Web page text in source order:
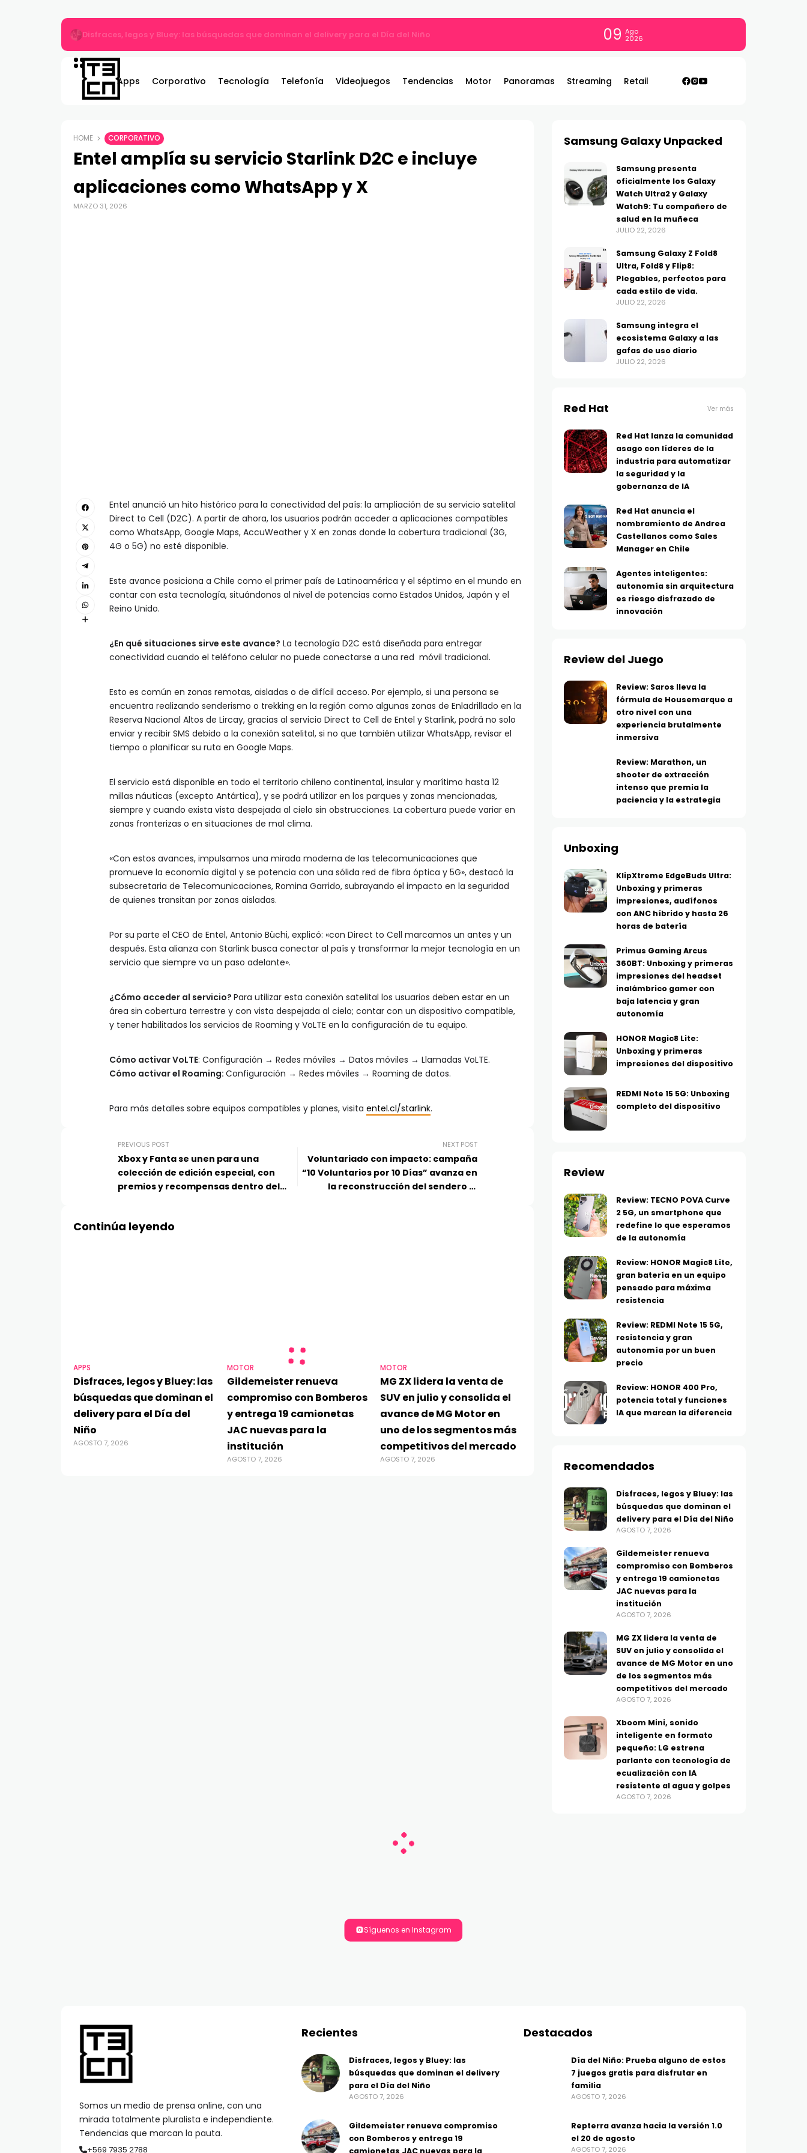
Gildemeister renueva compromiso con Bomberos y entrega 19 camionetas JAC nuevas para la institución 09 Ago
2026
Apps Corporativo Tecnología Telefonía Videojuegos Tendencias Motor Panoramas Streaming Retail
HOME CORPORATIVO
Entel amplía su servicio Starlink D2C e incluye
aplicaciones como WhatsApp y X
MARZO 31, 2026
Entel anunció un hito histórico para la conectividad del país: la ampliación de su servicio satelital
Direct to Cell (D2C). A partir de ahora, los usuarios podrán acceder a aplicaciones compatibles
como WhatsApp, Google Maps, AccuWeather y X en zonas donde la cobertura tradicional (3G,
4G o 5G) no esté disponible.
Este avance posiciona a Chile como el primer país de Latinoamérica y el séptimo en el mundo en
contar con esta tecnología, situándonos al nivel de potencias como Estados Unidos, Japón y el
Reino Unido.
¿En qué situaciones sirve este avance? La tecnología D2C está diseñada para entregar
conectividad cuando el teléfono celular no puede conectarse a una red móvil tradicional.
Esto es común en zonas remotas, aisladas o de difícil acceso. Por ejemplo, si una persona se
encuentra realizando senderismo o trekking en la región como algunas zonas de Enladrillado en la
Reserva Nacional Altos de Lircay, gracias al servicio Direct to Cell de Entel y Starlink, podrá no solo
enviar y recibir SMS debido a la conexión satelital, si no que también utilizar WhatsApp, revisar el
tiempo o planificar su ruta en Google Maps.
El servicio está disponible en todo el territorio chileno continental, insular y marítimo hasta 12
millas náuticas (excepto Antártica), y se podrá utilizar en los parques y zonas mencionadas,
siempre y cuando exista vista despejada al cielo sin obstrucciones. La cobertura puede variar en
zonas fronterizas o en situaciones de mal clima.
«Con estos avances, impulsamos una mirada moderna de las telecomunicaciones que
promueve la economía digital y se potencia con una sólida red de fibra óptica y 5G», destacó la
subsecretaria de Telecomunicaciones, Romina Garrido, subrayando el impacto en la seguridad
de quienes transitan por zonas aisladas.
Por su parte el CEO de Entel, Antonio Büchi, explicó: «con Direct to Cell marcamos un antes y un
después. Esta alianza con Starlink busca conectar al país y transformar la mejor tecnología en un
servicio que siempre va un paso adelante».
¿Cómo acceder al servicio? Para utilizar esta conexión satelital los usuarios deben estar en un
área sin cobertura terrestre y con vista despejada al cielo; contar con un dispositivo compatible,
y tener habilitados los servicios de Roaming y VoLTE en la configuración de tu equipo.
Cómo activar VoLTE: Configuración → Redes móviles → Datos móviles → Llamadas VoLTE.
Cómo activar el Roaming: Configuración → Redes móviles → Roaming de datos.
Para más detalles sobre equipos compatibles y planes, visita entel.cl/starlink.
PREVIOUS POST
Xbox y Fanta se unen para una
colección de edición especial, con
premios y recompensas dentro del
NEXT POST
Voluntariado con impacto: campaña
“10 Voluntarios por 10 Días” avanza en
la reconstrucción del sendero al
Continúa leyendo
APPS
Disfraces, legos y Bluey: las
búsquedas que dominan el
delivery para el Día del
Niño
AGOSTO 7, 2026
MOTOR
Gildemeister renueva
compromiso con Bomberos
y entrega 19 camionetas
JAC nuevas para la
institución
AGOSTO 7, 2026
MOTOR
MG ZX lidera la venta de
SUV en julio y consolida el
avance de MG Motor en
uno de los segmentos más
competitivos del mercado
AGOSTO 7, 2026
Samsung Galaxy Unpacked
Samsung presenta
oficialmente los Galaxy
Watch Ultra2 y Galaxy
Watch9: Tu compañero de
salud en la muñeca
JULIO 22, 2026
Samsung Galaxy Z Fold8
Ultra, Fold8 y Flip8:
Plegables, perfectos para
cada estilo de vida.
JULIO 22, 2026
Samsung integra el
ecosistema Galaxy a las
gafas de uso diario
JULIO 22, 2026
Red Hat Ver más
Red Hat lanza la comunidad
asago con líderes de la
industria para automatizar
la seguridad y la
gobernanza de IA
Red Hat anuncia el
nombramiento de Andrea
Castellanos como Sales
Manager en Chile
Agentes inteligentes:
autonomía sin arquitectura
es riesgo disfrazado de
innovación
Review del Juego
Review: Saros lleva la
fórmula de Housemarque a
otro nivel con una
experiencia brutalmente
inmersiva
Review: Marathon, un
shooter de extracción
intenso que premia la
paciencia y la estrategia
Unboxing
KlipXtreme EdgeBuds Ultra:
Unboxing y primeras
impresiones, audífonos
con ANC híbrido y hasta 26
horas de batería
Primus Gaming Arcus
360BT: Unboxing y primeras
impresiones del headset
inalámbrico gamer con
baja latencia y gran
autonomía
HONOR Magic8 Lite:
Unboxing y primeras
impresiones del dispositivo
REDMI Note 15 5G: Unboxing
completo del dispositivo
Review
Review: TECNO POVA Curve
2 5G, un smartphone que
redefine lo que esperamos
de la autonomía
Review: HONOR Magic8 Lite,
gran batería en un equipo
pensado para máxima
resistencia
Review: REDMI Note 15 5G,
resistencia y gran
autonomía por un buen
precio
Review: HONOR 400 Pro,
potencia total y funciones
IA que marcan la diferencia
Recomendados
Disfraces, legos y Bluey: las
búsquedas que dominan el
delivery para el Día del Niño
AGOSTO 7, 2026
Gildemeister renueva
compromiso con Bomberos
y entrega 19 camionetas
JAC nuevas para la
institución
AGOSTO 7, 2026
MG ZX lidera la venta de
SUV en julio y consolida el
avance de MG Motor en uno
de los segmentos más
competitivos del mercado
AGOSTO 7, 2026
Xboom Mini, sonido
inteligente en formato
pequeño: LG estrena
parlante con tecnología de
ecualización con IA
resistente al agua y golpes
AGOSTO 7, 2026
Síguenos en Instagram
Somos un medio de prensa online, con una
mirada totalmente pluralista e independiente.
Tendencias que marcan la pauta.
+569 7935 2788
Recientes
Disfraces, legos y Bluey: las
búsquedas que dominan el delivery
para el Día del Niño
AGOSTO 7, 2026
Gildemeister renueva compromiso
con Bomberos y entrega 19
Destacados
Día del Niño: Prueba alguno de estos
7 juegos gratis para disfrutar en
familia
AGOSTO 7, 2026
Repterra avanza hacia la versión 1.0
el 20 de agosto
AGOSTO 7, 2026